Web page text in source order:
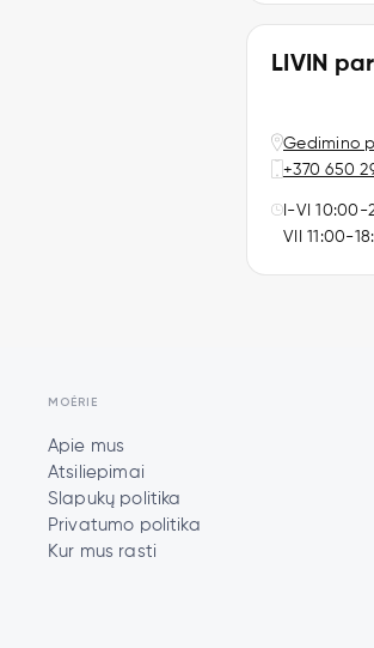
LIVIN
Gedimino
+370 650
I-VI 10:00-
VII 11:00-
MOÉRIE
Apie mus
Atsiliepimai
Slapukų politika
Privatumo politika
Kur mus rasti